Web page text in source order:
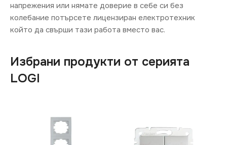
напрежения или нямате доверие в себе си без
колебание потърсете лицензиран електротехник
който да свърши тази работа вместо вас.
Избрани продукти от серията
LOGI